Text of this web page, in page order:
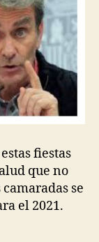
fiestas
que no
se
el 2021.